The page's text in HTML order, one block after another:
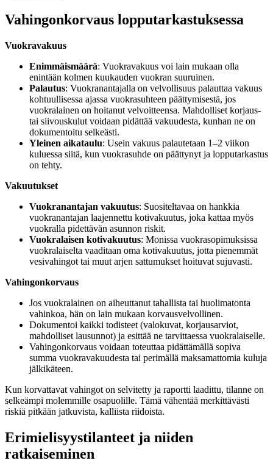
Vahingonkorvaus lopputarkastuksessa
Vuokravakuus
Enimmäismäärä: Vuokravakuus voi lain mukaan olla
enintään kolmen kuukauden vuokran suuruinen.
Palautus: Vuokranantajalla on velvollisuus palauttaa vakuus
kohtuullisessa ajassa vuokrasuhteen päättymisestä, jos
vuokralainen on hoitanut velvoitteensa. Mahdolliset korjaus-
tai siivouskulut voidaan pidättää vakuudesta, kunhan ne on
dokumentoitu selkeästi.
Yleinen aikataulu: Usein vakuus palautetaan 1–2 viikon
kuluessa siitä, kun vuokrasuhde on päättynyt ja lopputarkastus
on tehty.
Vakuutukset
Vuokranantajan vakuutus: Suositeltavaa on hankkia
vuokranantajan laajennettu kotivakuutus, joka kattaa myös
vuokralla pidettävän asunnon riskit.
Vuokralaisen kotivakuutus: Monissa vuokrasopimuksissa
vuokralaiselta vaaditaan oma kotivakuutus, jotta pienemmät
vesivahingot tai muut arjen sattumukset hoituvat sujuvasti.
Vahingonkorvaus
Jos vuokralainen on aiheuttanut tahallista tai huolimatonta
vahinkoa, hän on lain mukaan korvausvelvollinen.
Dokumentoi kaikki todisteet (valokuvat, korjausarviot,
mahdolliset lausunnot) ja esittää ne tarvittaessa vuokralaiselle.
Vahingonkorvaus voidaan toteuttaa pidättämällä sopiva
summa vuokravakuudesta tai perimällä maksamattomia kuluja
jälkikäteen.
Kun korvattavat vahingot on selvitetty ja raportti laadittu, tilanne on
selkeämpi molemmille osapuolille. Tämä vähentää merkittävästi
riskiä pitkään jatkuvista, kalliista riidoista.
Erimielisyystilanteet ja niiden
ratkaiseminen